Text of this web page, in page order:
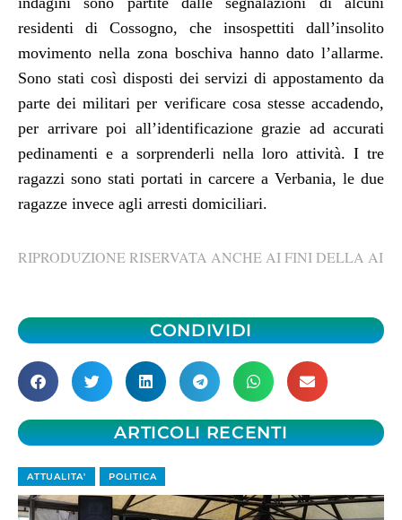
residenti di Cossogno, che insospettiti dall’insolito
movimento nella zona boschiva hanno dato l’allarme.
Sono stati così disposti dei servizi di appostamento da
parte dei militari per verificare cosa stesse accadendo,
per arrivare poi all’identificazione grazie ad accurati
pedinamenti e a sorprenderli nella loro attività. I tre
ragazzi sono stati portati in carcere a Verbania, le due
ragazze invece agli arresti domiciliari.
RIPRODUZIONE RISERVATA ANCHE AI FINI DELLA AI
CONDIVIDI
ARTICOLI RECENTI
ATTUALITA' POLITICA